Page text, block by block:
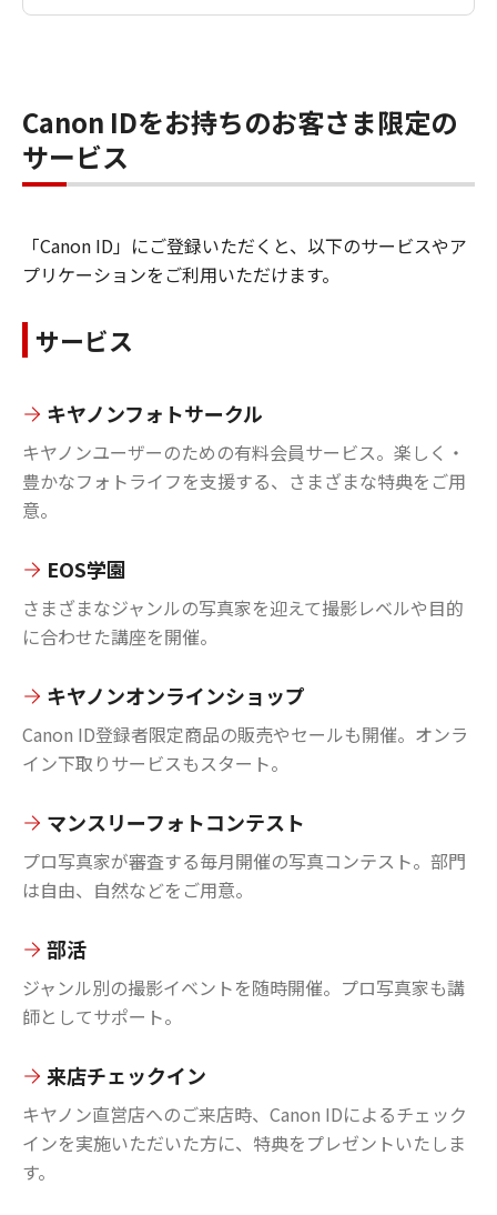
Canon IDをお持ちのお客さま限定の
サービス
「Canon ID」にご登録いただくと、以下のサービスやア
プリケーションをご利用いただけます。
サービス
キヤノンフォトサークル
キヤノンユーザーのための有料会員サービス。楽しく・
豊かなフォトライフを支援する、さまざまな特典をご用
意。
EOS学園
さまざまなジャンルの写真家を迎えて撮影レベルや目的
に合わせた講座を開催。
キヤノンオンラインショップ
Canon ID登録者限定商品の販売やセールも開催。オンラ
イン下取りサービスもスタート。
マンスリーフォトコンテスト
プロ写真家が審査する毎月開催の写真コンテスト。部門
は自由、自然などをご用意。
部活
ジャンル別の撮影イベントを随時開催。プロ写真家も講
師としてサポート。
来店チェックイン
キヤノン直営店へのご来店時、Canon IDによるチェック
インを実施いただいた方に、特典をプレゼントいたしま
す。